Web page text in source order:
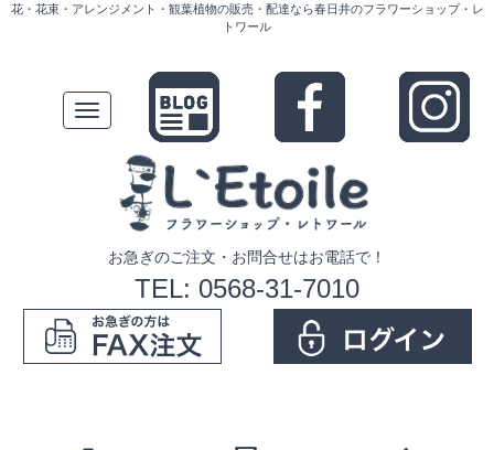
花・花束・アレンジメント・観葉植物の販売・配達なら春日井のフラワーショップ・レ
トワール
Toggle
navigation
お急ぎのご注文・お問合せはお電話で！
TEL: 0568-31-7010